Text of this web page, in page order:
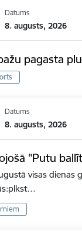
Datums
8. augusts, 2026
pagasta
Datums
8. augusts, 2026
"Putu
visas dienas